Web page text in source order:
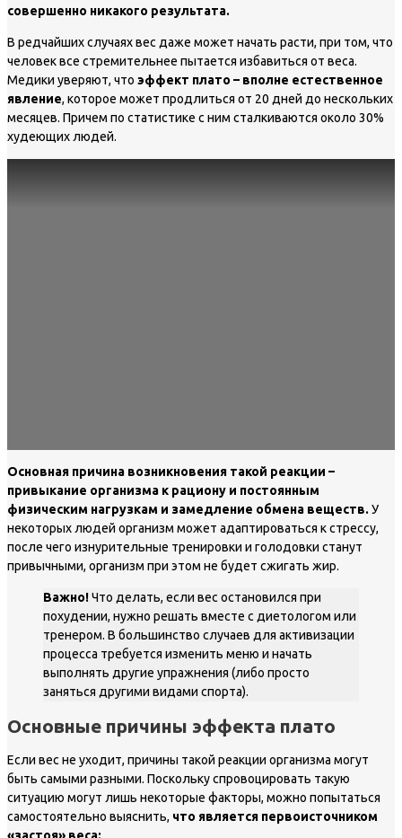
совершенно никакого результата.
В редчайших случаях вес даже может начать расти, при том, что
человек все стремительнее пытается избавиться от веса.
Медики уверяют, что эффект плато – вполне естественное
явление, которое может продлиться от 20 дней до нескольких
месяцев. Причем по статистике с ним сталкиваются около 30%
худеющих людей.
Основная причина возникновения такой реакции –
привыкание организма к рациону и постоянным
физическим нагрузкам и замедление обмена веществ. У
некоторых людей организм может адаптироваться к стрессу,
после чего изнурительные тренировки и голодовки станут
привычными, организм при этом не будет сжигать жир.
Важно!Что делать, если вес остановился при
похудении, нужно решать вместе с диетологом или
тренером. В большинство случаев для активизации
процесса требуется изменить меню и начать
выполнять другие упражнения (либо просто
заняться другими видами спорта).
Основные причины эффекта плато
Если вес не уходит, причины такой реакции организма могут
быть самыми разными. Поскольку спровоцировать такую
ситуацию могут лишь некоторые факторы, можно попытаться
самостоятельно выяснить, что является первоисточником